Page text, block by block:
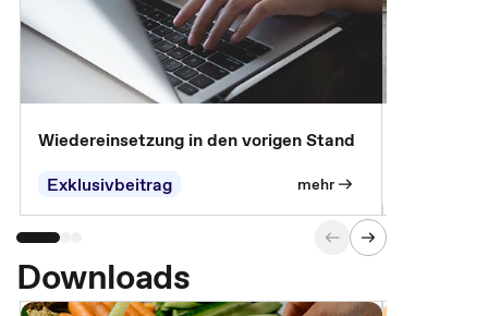
Wiedereinsetzung in den vorigen Stand
Exklusivbeitrag
mehr
Downloads